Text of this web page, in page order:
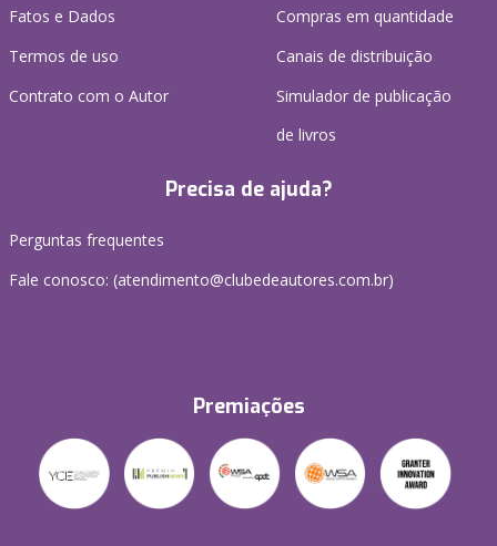
Fatos e Dados
Termos de uso
Contrato com o Autor
Compras em quantidade
Canais de distribuição
Simulador de publicação
de livros
Precisa de ajuda?
Perguntas frequentes
Fale conosco: (atendimento@clubedeautores.com.br)
Premiações